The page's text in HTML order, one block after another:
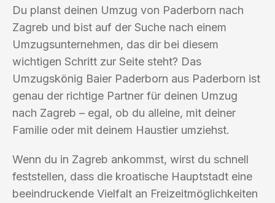
Du planst deinen Umzug von Paderborn nach
Zagreb und bist auf der Suche nach einem
Umzugsunternehmen, das dir bei diesem
wichtigen Schritt zur Seite steht? Das
Umzugskönig Baier Paderborn aus Paderborn ist
genau der richtige Partner für deinen Umzug
nach Zagreb – egal, ob du alleine, mit deiner
Familie oder mit deinem Haustier umziehst.
Wenn du in Zagreb ankommst, wirst du schnell
feststellen, dass die kroatische Hauptstadt eine
beeindruckende Vielfalt an Freizeitmöglichkeiten